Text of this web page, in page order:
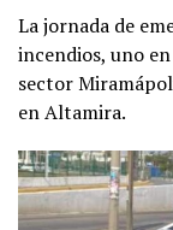
La jornada de
incendios, uno
sector
en Altamira.